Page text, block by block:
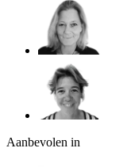
Aanbevolen in